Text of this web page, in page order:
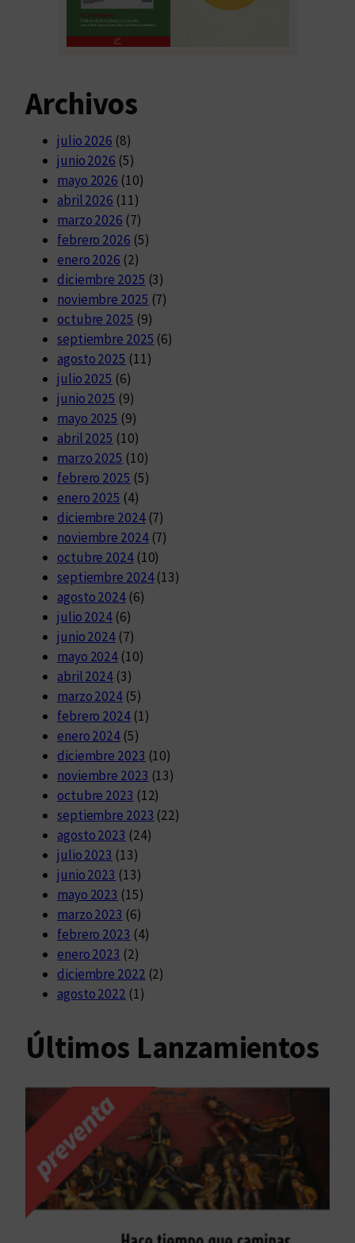
Archivos
julio 2026 (8)
junio 2026 (5)
mayo 2026 (10)
abril 2026 (11)
marzo 2026 (7)
febrero 2026 (5)
enero 2026 (2)
diciembre 2025 (3)
noviembre 2025 (7)
octubre 2025 (9)
septiembre 2025 (6)
agosto 2025 (11)
julio 2025 (6)
junio 2025 (9)
mayo 2025 (9)
abril 2025 (10)
marzo 2025 (10)
febrero 2025 (5)
enero 2025 (4)
diciembre 2024(7)
noviembre 2024(7)
octubre 2024(10)
septiembre 2024(13)
agosto 2024(6)
julio 2024 (6)
junio 2024 (7)
mayo 2024 (10)
abril 2024 (3)
marzo 2024 (5)
febrero 2024(1)
enero 2024 (5)
diciembre 2023 (10)
noviembre 2023 (13)
octubre 2023 (12)
septiembre 2023 (22)
agosto 2023 (24)
julio 2023 (13)
junio 2023 (13)
mayo 2023 (15)
marzo 2023 (6)
febrero 2023 (4)
enero 2023 (2)
diciembre 2022 (2)
agosto 2022 (1)
Últimos Lanzamientos